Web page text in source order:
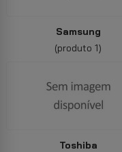
Samsung
(produto 1)
Toshiba